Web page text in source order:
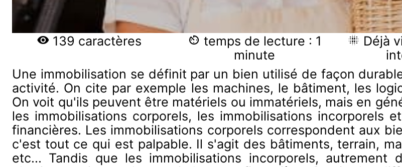
139 caractères
temps de lecture : 1
minute
Déjà
Une immobilisation se définit par un bien utilisé de façon
activité. On cite par exemple les machines, le bâtiment, les
On voit qu'ils peuvent être matériels ou immatériels, mais en
les immobilisations corporels, les immobilisations incorporels
financières. Les immobilisations corporels correspondent aux
c'est tout ce qui est palpable. Il s'agit des bâtiments, terrain,
etc... Tandis que les immobilisations incorporels,